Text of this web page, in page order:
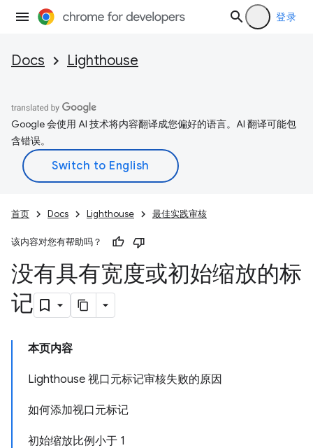
登录
Docs Lighthouse
Google 会使用 AI 技术将内容翻译成您偏好的语言。AI 翻译可能包
含错误。
首页 Docs Lighthouse 最佳实践审核
该内容对您有帮助吗？
没有具有宽度或初始缩放的标
记
本页内容
Lighthouse 视口元标记审核失败的原因
如何添加视口元标记
初始缩放比例小于 1